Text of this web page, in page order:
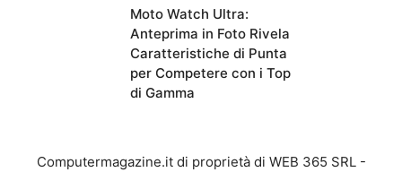
Moto Watch Ultra:
Anteprima in Foto Rivela
Caratteristiche di Punta
per Competere con i Top
di Gamma
Computermagazine.it di proprietà di WEB 365 SRL -